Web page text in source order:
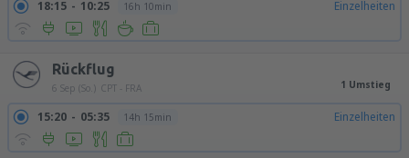
18:15 10:25 16h 10min Einzelheiten
Rückflug
6 Sep (So.) CPT - FRA 1 Umstieg
15:20 05:35 14h 15min Einzelheiten